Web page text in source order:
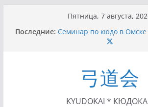
содержимому
Пятница, 7 августа,
Последние: Семинар по кюдо в Омске
Чемпионат Росcии,
II Кубок Посла Японии в
Орёл (25.07.2021)
I этап Кубка Московской
Сейдокан II (27.06.2021)
弓道会
KYUDOKAI *